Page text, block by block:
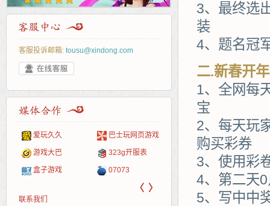
客服投诉邮箱: tousu@xindong.com
爱玩久久 巴士玩网页游戏
游戏大巴 323g开服表
盒子游戏 07073
页游网
腾讯游戏 新浪
网易
多玩
pcgame 中华网
Cwan
游一游
游侠网页游戏 40407
5617网游网 一游网
开服网
斗蟹网页游戏 游戏
〈 〉
联系我们
3、最终选
装
4、题名冠
二.新春开
1、全网每
宝
2、每天玩
购买彩券
3、使用彩
4、第二天
5、写中中